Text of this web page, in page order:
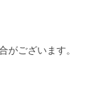
ございます。